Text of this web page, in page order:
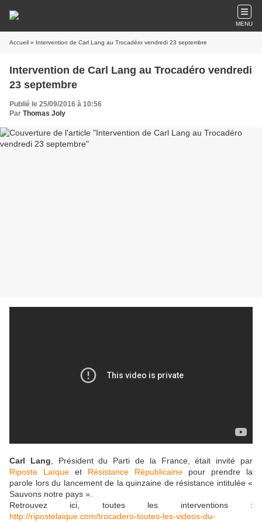
MENU
Accueil » Intervention de Carl Lang au Trocadéro vendredi 23 septembre
Intervention de Carl Lang au Trocadéro vendredi
23 septembre
Publié le 25/09/2016 à 10:56
Par Thomas Joly
Carl Lang , Président du Parti de la France, était invité par
Riposte Laïque et Résistance Républicaine pour prendre la
parole lors du lancement de la quinzaine de résistance intitulée «
Sauvons notre pays ».
Retrouvez ici, toutes les interventions :
http://ripostelaique.com/trocadero-toutes-les-videos-du-